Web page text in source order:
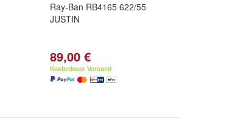
Ray-Ban RB4165 622/55
JUSTIN
89,00 €
Kostenloser Versand